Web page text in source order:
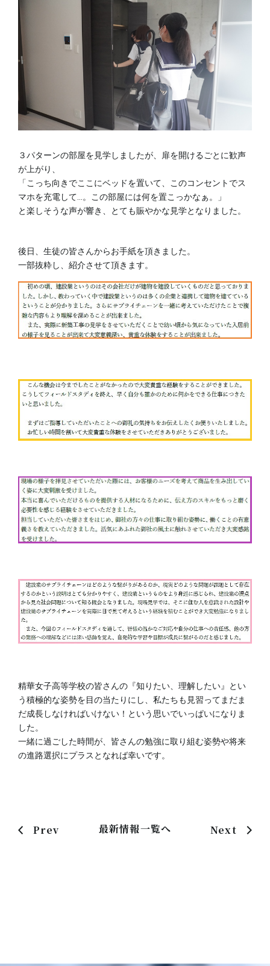
３パターンの部屋を見学しましたが、扉を開けるごとに歓声
が上がり、
「こっち向きでここにベッドを置いて、このコンセントでス
マホを充電して…。この部屋には何を置こっかなぁ。」
と楽しそうな声が響き、とても賑やかな見学となりました。
後日、生徒の皆さんからお手紙を頂きました。
一部抜粋し、紹介させて頂きます。
精華女子高等学校の皆さんの『知りたい、理解したい』とい
う積極的な姿勢を目の当たりにし、私たちも見習ってまだま
だ成長しなければいけない！という思いでいっぱいになりま
した。
一緒に過ごした時間が、皆さんの勉強に取り組む姿勢や将来
の進路選択にプラスとなれば幸いです。
Next
最新情報一覧へ
Prev